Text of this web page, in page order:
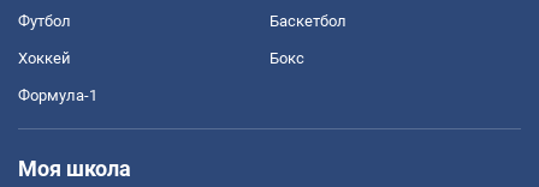
Футбол Баскетбол
Хоккей Бокс
Формула-1
Моя школа